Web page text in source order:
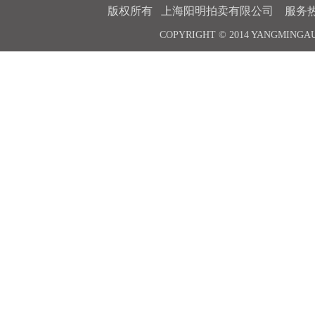
版权所有 上海阳明拍卖有限公司 服务
COPYRIGHT © 2014